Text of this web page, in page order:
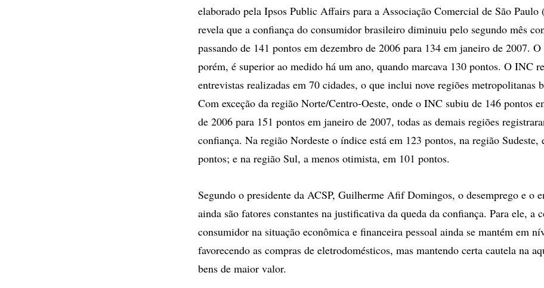
elaborado pela Ipsos Public Affairs para a Associação Comercial de São Paulo
revela que a confiança do consumidor brasileiro diminuiu pelo segundo mês
passando de 141 pontos em dezembro de 2006 para 134 em janeiro de 2007.
porém, é superior ao medido há um ano, quando marcava 130 pontos. O INC
entrevistas realizadas em 70 cidades, o que inclui nove regiões metropolitanas
Com exceção da região Norte/Centro-Oeste, onde o INC subiu de 146 pontos
de 2006 para 151 pontos em janeiro de 2007, todas as demais regiões
confiança. Na região Nordeste o índice está em 123 pontos, na região Sudeste,
pontos; e na região Sul, a menos otimista, em 101 pontos.
Segundo o presidente da ACSP, Guilherme Afif Domingos, o desemprego e o
ainda são fatores constantes na justificativa da queda da confiança. Para ele, a
consumidor na situação econômica e financeira pessoal ainda se mantém em
favorecendo as compras de eletrodomésticos, mas mantendo certa cautela na
bens de maior valor.